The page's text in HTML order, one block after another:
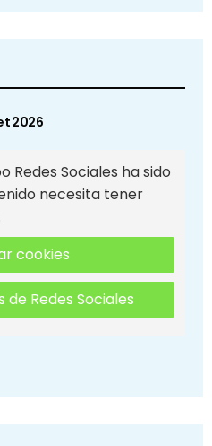
2026
Redes Sociales ha sido
necesita tener
cookies
Redes Sociales